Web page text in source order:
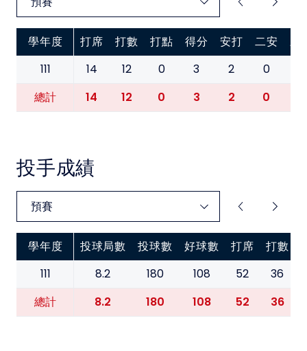
學年度 打席 打數 打點 得分 安打 二安 三
111 14 12 0 3 2 0
總計 14 12 0 3 2 0
投手成績
學年度 投球局數 投球數 好球數 打席 打數
111 8.2 180 108 52 36
總計 8.2 180 108 52 36